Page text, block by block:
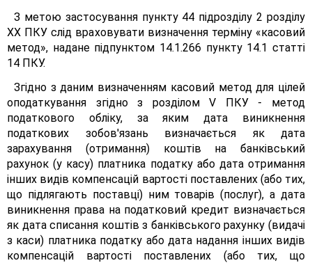
З метою застосування пункту 44 підрозділу 2 розділу
XX ПКУ слід враховувати визначення терміну «касовий
метод», надане підпунктом 14.1.266 пункту 14.1 статті
14 ПКУ.
Згідно з даним визначенням касовий метод для цілей
оподаткування згідно з розділом V ПКУ - метод
податкового обліку, за яким дата виникнення
податкових зобов'язань визначається як дата
зарахування (отримання) коштів на банківський
рахунок (у касу) платника податку або дата отримання
інших видів компенсацій вартості поставлених (або тих,
що підлягають поставці) ним товарів (послуг), а дата
виникнення права на податковий кредит визначається
як дата списання коштів з банківського рахунку (видачі
з каси) платника податку або дата надання інших видів
компенсацій вартості поставлених (або тих, що